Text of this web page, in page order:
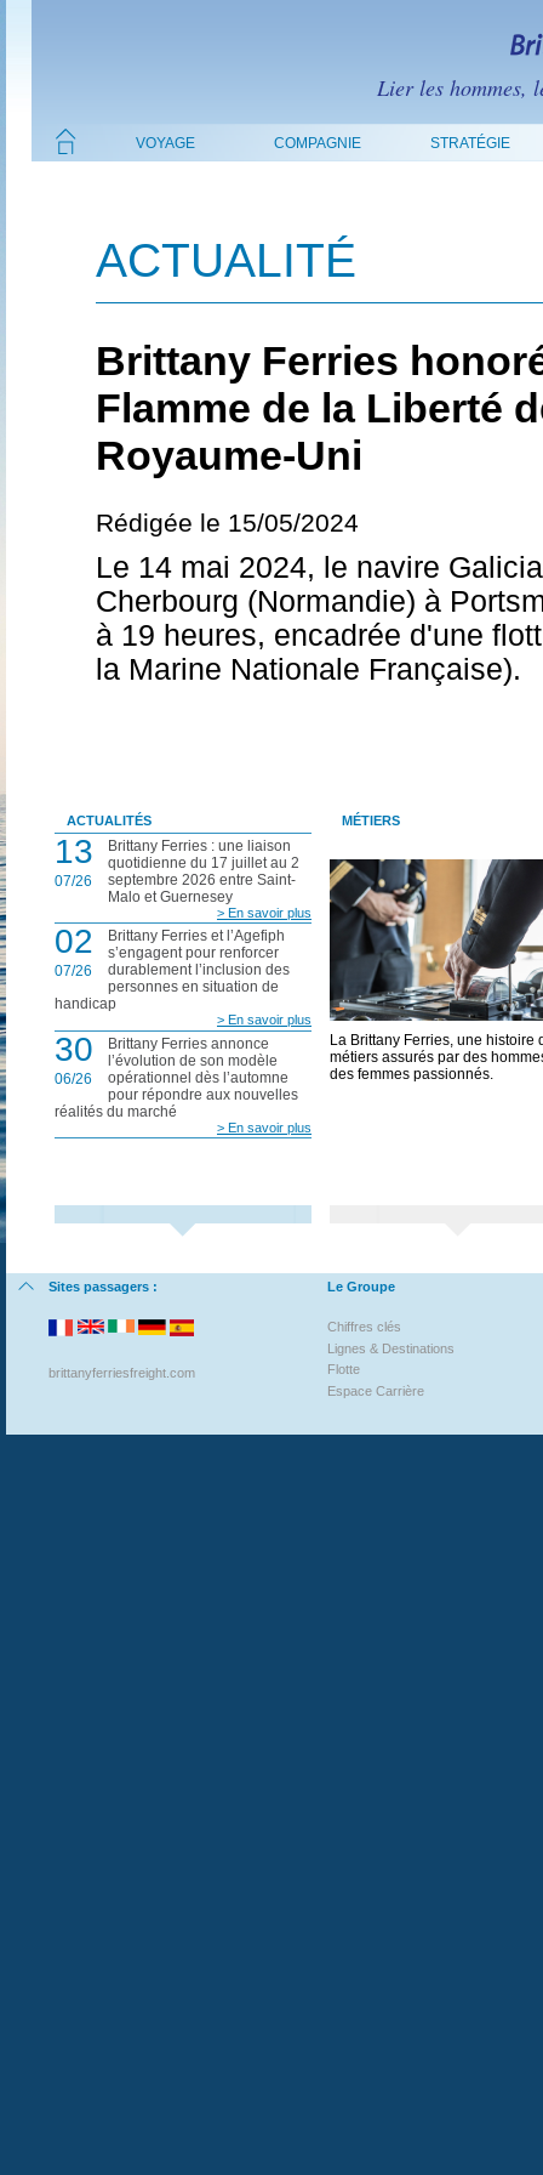
Lier les hommes,
VOYAGE COMPAGNIE STRATÉGIE
ACTUALITÉ
Brittany Ferries
Flamme de la Liberté
Royaume-Uni
Rédigée le 15/05/2024
Le 14 mai 2024, le navire
Cherbourg (Normandie) à
à 19 heures, encadrée d'une
la Marine Nationale Française).
ACTUALITÉS
13
07/26
Brittany Ferries : une liaison
quotidienne du 17 juillet au 2
septembre 2026 entre Saint-
Malo et Guernesey
> En savoir plus
02
07/26
Brittany Ferries et l’Agefiph
s’engagent pour renforcer
durablement l’inclusion des
personnes en situation de
handicap
> En savoir plus
30
06/26
Brittany Ferries annonce
l’évolution de son modèle
opérationnel dès l’automne
pour répondre aux nouvelles
réalités du marché
> En savoir plus
MÉTIERS
La Brittany Ferries, une histoire
métiers assurés par des
des femmes passionnés.
Sites passagers :
brittanyferriesfreight.com
Le Groupe
Chiffres clés
Lignes & Destinations
Flotte
Espace Carrière